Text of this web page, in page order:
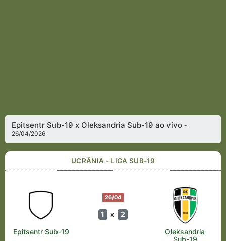
Epitsentr Sub-19 x Oleksandria Sub-19 ao vivo-
26/04/2026
UCRÂNIA - LIGA SUB-19
26/04
1 x 2
Epitsentr Sub-19
Oleksandria
Sub-19